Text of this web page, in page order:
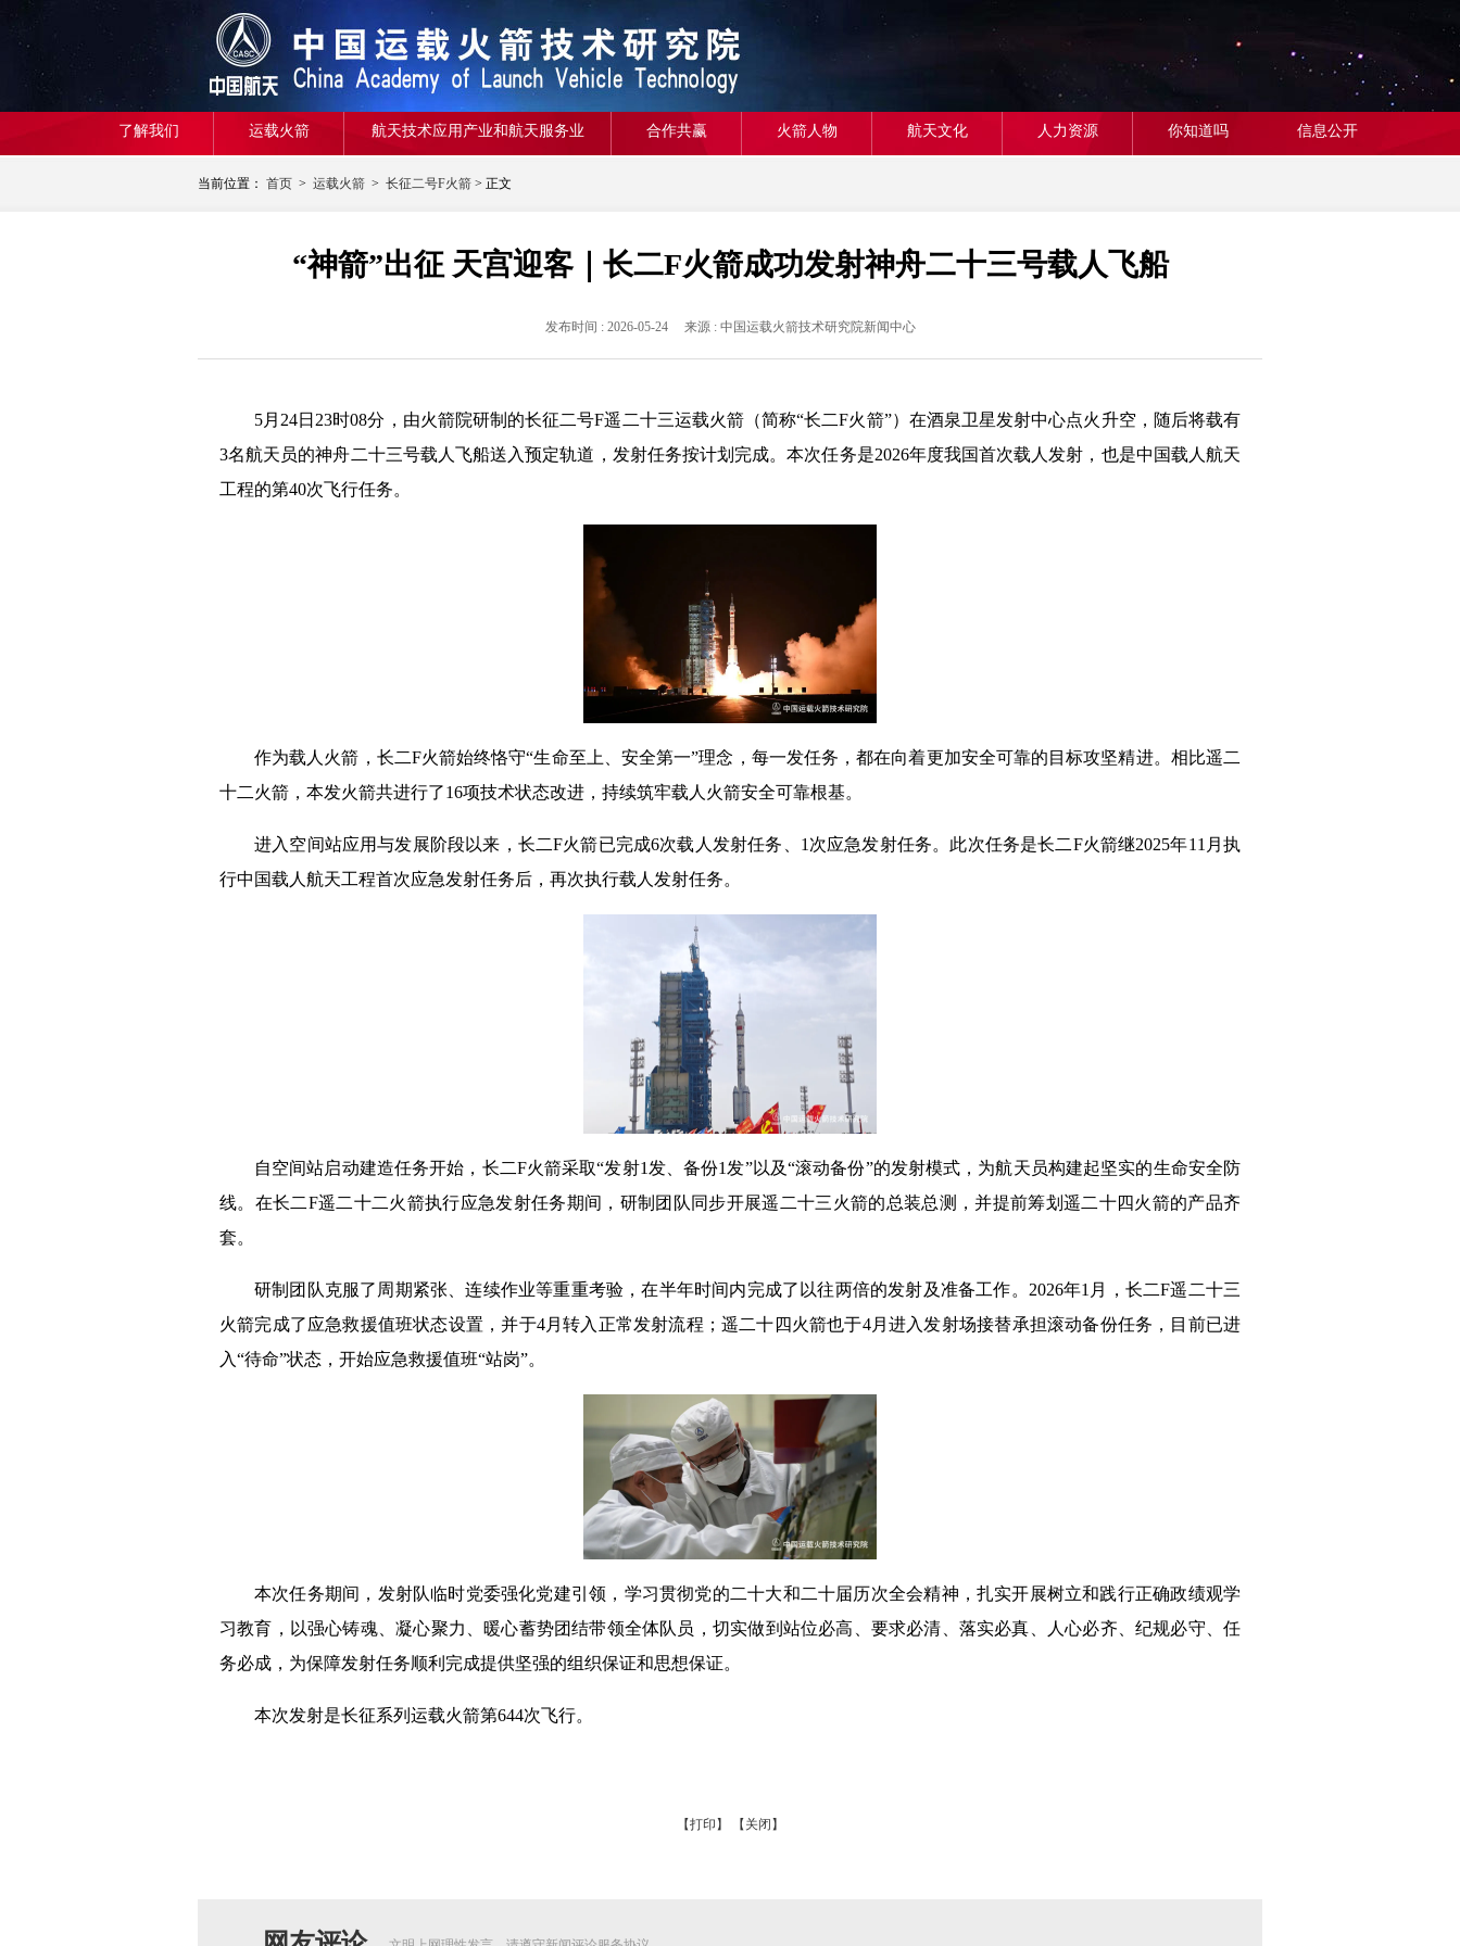
了解我们 运载火箭 航天技术应用产业和航天服务业 合作共赢 火箭人物 航天文化 人力资源 你知道吗 信息公开
当前位置： 首页 > 运载火箭 > 长征二号F火箭 > 正文
“神箭”出征 天宫迎客｜长二F火箭成功发射神舟二十三号载人飞船
发布时间 : 2026-05-24 来源 : 中国运载火箭技术研究院新闻中心
5月24日23时08分，由火箭院研制的长征二号F遥二十三运载火箭（简称“长二F火箭”）在酒泉卫星发射中心点火升空，随后将载有
3名航天员的神舟二十三号载人飞船送入预定轨道，发射任务按计划完成。本次任务是2026年度我国首次载人发射，也是中国载人航天
工程的第40次飞行任务。
作为载人火箭，长二F火箭始终恪守“生命至上、安全第一”理念，每一发任务，都在向着更加安全可靠的目标攻坚精进。相比遥二
十二火箭，本发火箭共进行了16项技术状态改进，持续筑牢载人火箭安全可靠根基。
进入空间站应用与发展阶段以来，长二F火箭已完成6次载人发射任务、1次应急发射任务。此次任务是长二F火箭继2025年11月执
行中国载人航天工程首次应急发射任务后，再次执行载人发射任务。
自空间站启动建造任务开始，长二F火箭采取“发射1发、备份1发”以及“滚动备份”的发射模式，为航天员构建起坚实的生命安全防
线。在长二F遥二十二火箭执行应急发射任务期间，研制团队同步开展遥二十三火箭的总装总测，并提前筹划遥二十四火箭的产品齐
套。
研制团队克服了周期紧张、连续作业等重重考验，在半年时间内完成了以往两倍的发射及准备工作。2026年1月，长二F遥二十三
火箭完成了应急救援值班状态设置，并于4月转入正常发射流程；遥二十四火箭也于4月进入发射场接替承担滚动备份任务，目前已进
入“待命”状态，开始应急救援值班“站岗”。
本次任务期间，发射队临时党委强化党建引领，学习贯彻党的二十大和二十届历次全会精神，扎实开展树立和践行正确政绩观学
习教育，以强心铸魂、凝心聚力、暖心蓄势团结带领全体队员，切实做到站位必高、要求必清、落实必真、人心必齐、纪规必守、任
务必成，为保障发射任务顺利完成提供坚强的组织保证和思想保证。
本次发射是长征系列运载火箭第644次飞行。
【打印】 【关闭】